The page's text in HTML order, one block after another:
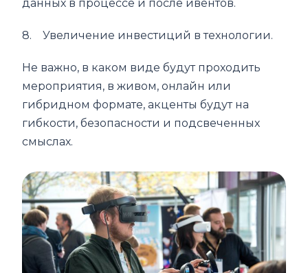
данных в процессе и после ивентов.
8. Увеличение инвестиций в технологии.
Не важно, в каком виде будут проходить
мероприятия, в живом, онлайн или
гибридном формате, акценты будут на
гибкости, безопасности и подсвеченных
смыслах.